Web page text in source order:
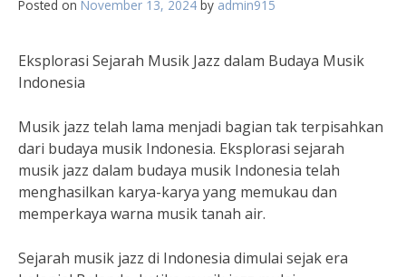
Posted on November 13, 2024 by admin915
Eksplorasi Sejarah Musik Jazz dalam Budaya Musik
Indonesia
Musik jazz telah lama menjadi bagian tak terpisahkan
dari budaya musik Indonesia. Eksplorasi sejarah
musik jazz dalam budaya musik Indonesia telah
menghasilkan karya-karya yang memukau dan
memperkaya warna musik tanah air.
Sejarah musik jazz di Indonesia dimulai sejak era